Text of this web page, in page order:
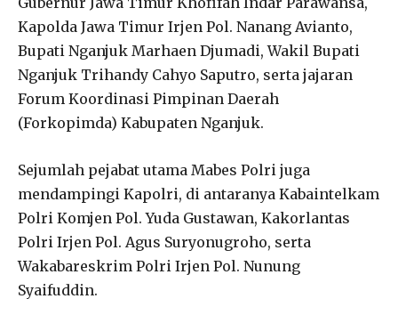
Kapolda Jawa Timur Irjen Pol. Nanang Avianto,
Bupati Nganjuk Marhaen Djumadi, Wakil Bupati
Nganjuk Trihandy Cahyo Saputro, serta jajaran
Forum Koordinasi Pimpinan Daerah
(Forkopimda) Kabupaten Nganjuk.
Sejumlah pejabat utama Mabes Polri juga
mendampingi Kapolri, di antaranya Kabaintelkam
Polri Komjen Pol. Yuda Gustawan, Kakorlantas
Polri Irjen Pol. Agus Suryonugroho, serta
Wakabareskrim Polri Irjen Pol. Nunung
Syaifuddin.